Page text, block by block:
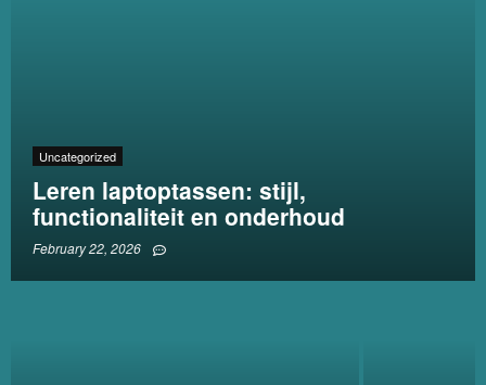
Uncategorized
Leren laptoptassen: stijl,
functionaliteit en onderhoud
February 22, 2026